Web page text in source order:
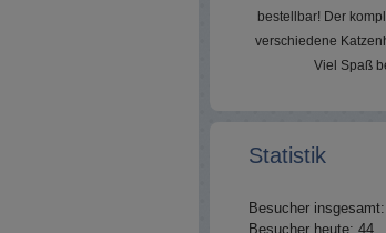
bestellbar! Der
verschiedene
Viel Spaß
Statistik
Besucher
Besucher heute: 44